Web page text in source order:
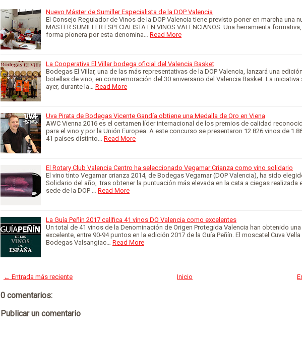
Nuevo Máster de Sumiller Especialista de la DOP Valencia
El Consejo Regulador de Vinos de la DOP Valencia tiene previsto poner en marcha una
MASTER SUMILLER ESPECIALISTA EN VINOS VALENCIANOS. Una herramienta
forma pionera por esta denomina…
Read More
La Cooperativa El Villar bodega oficial del Valencia Basket
Bodegas El Villar, una de las más representativas de la DOP Valencia, lanzará una
botellas de vino, en conmemoración del 30 aniversario del Valencia Basket. La
ayer, durante la…
Read More
Uva Pirata de Bodegas Vicente Gandía obtiene una Medalla de Oro en Viena
AWC Vienna 2016 es el certamen líder internacional de los premios de calidad
para el vino y por la Unión Europea. A este concurso se presentaron 12.826 vinos de
41 países distinto…
Read More
El Rotary Club Valencia Centro ha seleccionado Vegamar Crianza como vino solidario
El vino tinto Vegamar crianza 2014, de Bodegas Vegamar (DOP Valencia), ha sido
Solidario del año, tras obtener la puntuación más elevada en la cata a ciegas realizada
sede de la DOP …
Read More
La Guía Peñín 2017 califica 41 vinos DO Valencia como excelentes
Un total de 41 vinos de la Denominación de Origen Protegida Valencia han obtenido
excelente, entre 90-94 puntos en la edición 2017 de la Guía Peñín. El moscatel Cuva Vella
Bodegas Valsangiac…
Read More
← Entrada más reciente Inicio
0 comentarios:
Publicar un comentario